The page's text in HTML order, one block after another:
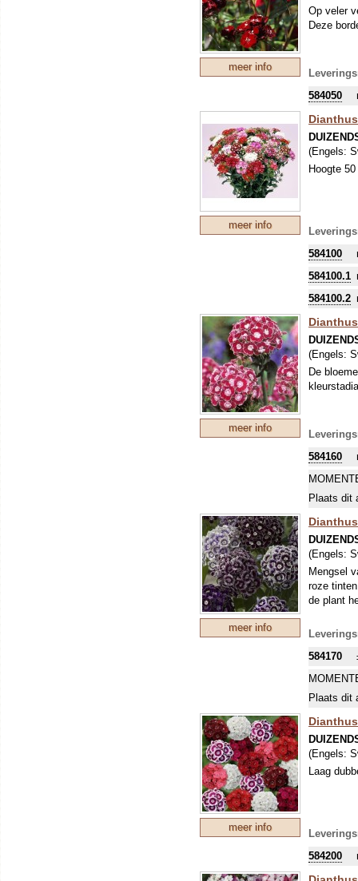
meer info
Op veler
Deze
584050
meer info
(Engels:
Hoogte
584100
584100.1
584100.2
meer info
(Engels:
De
584160
Plaats dit
meer info
(Engels:
Mengsel
roze
de plant
584170
Plaats dit
meer info
(Engels:
Laag
584200